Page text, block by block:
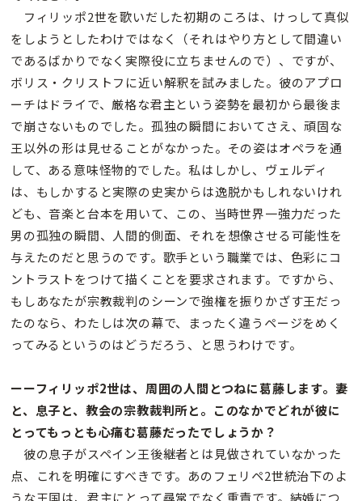
フィリッポ2世を歌いだした初期のころは、けっして真似
をしようとしたわけではなく（それはやり方として間違い
であるばかりでなく実際役に立ちませんので）、ですが、
ボリス・クリストフに近い解釈を試みました。彼のアプロ
ーチはドライで、厳格な君主という姿勢を最初から最後ま
で崩さないものでした。孤独の瞬間においてさえ、頑固な
王以外の形は見せることがなかった。その姿はオペラを通
して、ある意味怪物的でした。私はしかし、ヴェルディ
は、もしかすると実際の史実からは逸脱かもしれないけれ
ども、音楽と台本を用いて、この、当時世界一強力だった
男の孤独の瞬間、人間的側面、それを想像させる可能性を
与えたのだと思うのです。歌手という職業では、色彩にコ
ントラストをつけて描くことを要求されます。ですから、
もしあなたが宗教裁判のシーンで強権を振りかざす王だっ
たのなら、わたしは次の幕で、まったく違うページをめく
ってみるというのはどうだろう、と思うわけです。
ーーフィリッポ2世は、周囲の人間とつねに葛藤します。妻
と、息子と、教会の宗教裁判所と。このなかでどれが彼に
とってもっとも心痛む葛藤だったでしょうか？
彼の息子がスペイン王後継者とは見做されていなかった
点、これを明確にすべきです。あのフェリペ2世統治下のよ
うな王国は、君主にとって尋常でなく重責です。結婚につ